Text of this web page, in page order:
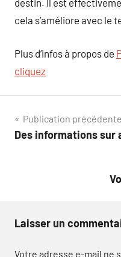
destin. Il est
cela s’améliore avec le
Plus d’infos à propos de
cliquez
Navigation
de
Publication précédente
Des informations sur
Laisser un
Votre adresse e-mail ne